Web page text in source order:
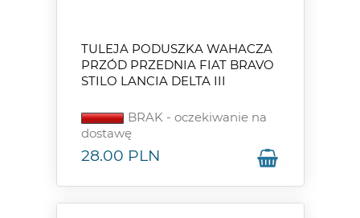
TULEJA PODUSZKA WAHACZA
PRZÓD PRZEDNIA FIAT BRAVO
STILO LANCIA DELTA III
BRAK - oczekiwanie na
dostawę
28.00 PLN